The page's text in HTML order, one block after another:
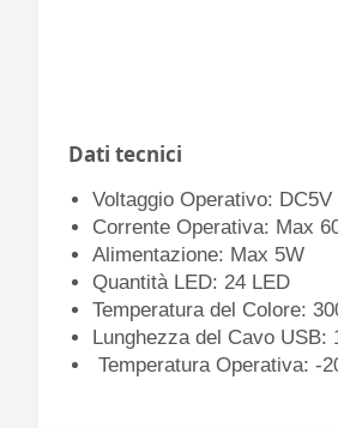
Dati tecnici
Voltaggio Operativo: DC5V
Corrente Operativa: Max
Alimentazione: Max 5W
Quantità LED: 24 LED
Temperatura del Colore:
Lunghezza del Cavo USB:
Temperatura Operativa: -